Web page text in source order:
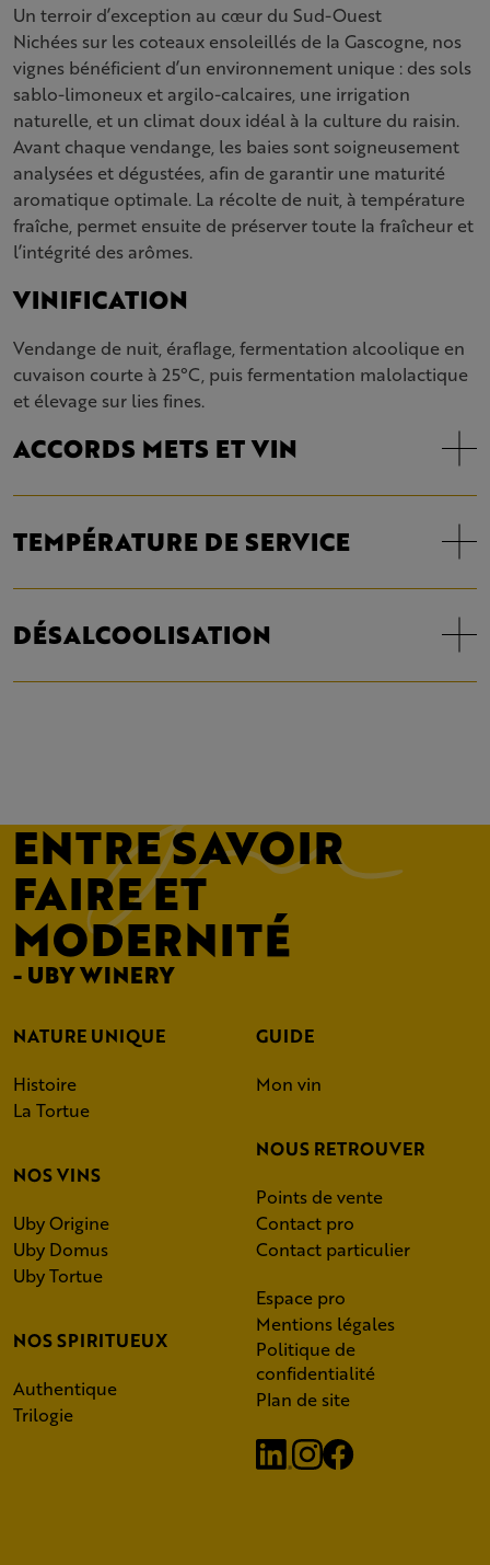
Un terroir d’exception au cœur du Sud-Ouest
Nichées sur les coteaux ensoleillés de la Gascogne, nos
vignes bénéficient d’un environnement unique : des sols
sablo-limoneux et argilo-calcaires, une irrigation
naturelle, et un climat doux idéal à la culture du raisin.
Avant chaque vendange, les baies sont soigneusement
analysées et dégustées, afin de garantir une maturité
aromatique optimale. La récolte de nuit, à température
fraîche, permet ensuite de préserver toute la fraîcheur et
l’intégrité des arômes.
VINIFICATION
Vendange de nuit, éraflage, fermentation alcoolique en
cuvaison courte à 25°C, puis fermentation malolactique
et élevage sur lies fines.
ACCORDS METS ET VIN
TEMPÉRATURE DE SERVICE
DÉSALCOOLISATION
ENTRE SAVOIR
FAIRE ET
MODERNITÉ
- UBY WINERY
NATURE UNIQUE
Histoire
La Tortue
NOS VINS
Uby Origine
Uby Domus
Uby Tortue
NOS SPIRITUEUX
Authentique
Trilogie
GUIDE
Mon vin
NOUS RETROUVER
Points de vente
Contact pro
Contact particulier
Espace pro
Mentions légales
Politique de
confidentialité
Plan de site